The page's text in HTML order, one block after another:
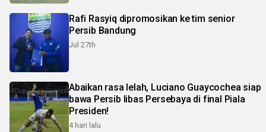
Rafi Rasyiq dipromosikan ke tim senior
Persib Bandung
Jul 27th
Abaikan rasa lelah, Luciano Guaycochea siap
bawa Persib libas Persebaya di final Piala
Presiden!
4 hari lalu